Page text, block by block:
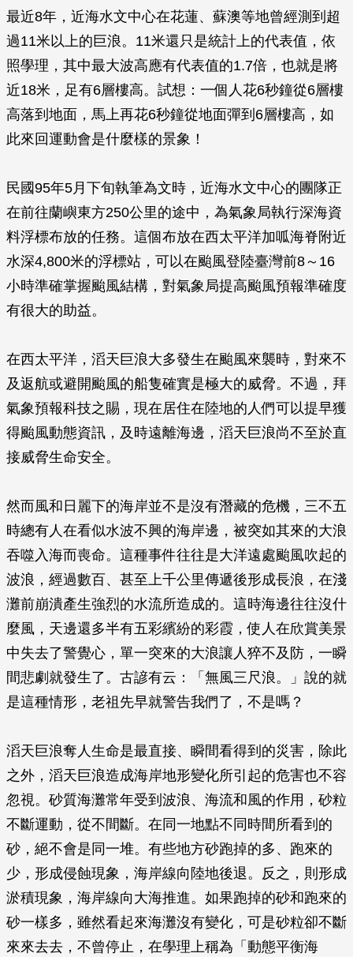
最近8年，近海水文中心在花蓮、蘇澳等地曾經測到超
過11米以上的巨浪。11米還只是統計上的代表值，依
照學理，其中最大波高應有代表值的1.7倍，也就是將
近18米，足有6層樓高。試想：一個人花6秒鐘從6層樓
高落到地面，馬上再花6秒鐘從地面彈到6層樓高，如
此來回運動會是什麼樣的景象！
民國95年5月下旬執筆為文時，近海水文中心的團隊正
在前往蘭嶼東方250公里的途中，為氣象局執行深海資
料浮標布放的任務。這個布放在西太平洋加呱海脊附近
水深4,800米的浮標站，可以在颱風登陸臺灣前8～16
小時準確掌握颱風結構，對氣象局提高颱風預報準確度
有很大的助益。
在西太平洋，滔天巨浪大多發生在颱風來襲時，對來不
及返航或避開颱風的船隻確實是極大的威脅。不過，拜
氣象預報科技之賜，現在居住在陸地的人們可以提早獲
得颱風動態資訊，及時遠離海邊，滔天巨浪尚不至於直
接威脅生命安全。
然而風和日麗下的海岸並不是沒有潛藏的危機，三不五
時總有人在看似水波不興的海岸邊，被突如其來的大浪
吞噬入海而喪命。這種事件往往是大洋遠處颱風吹起的
波浪，經過數百、甚至上千公里傳遞後形成長浪，在淺
灘前崩潰產生強烈的水流所造成的。這時海邊往往沒什
麼風，天邊還多半有五彩繽紛的彩霞，使人在欣賞美景
中失去了警覺心，單一突來的大浪讓人猝不及防，一瞬
間悲劇就發生了。古諺有云：「無風三尺浪。」說的就
是這種情形，老祖先早就警告我們了，不是嗎？
滔天巨浪奪人生命是最直接、瞬間看得到的災害，除此
之外，滔天巨浪造成海岸地形變化所引起的危害也不容
忽視。砂質海灘常年受到波浪、海流和風的作用，砂粒
不斷運動，從不間斷。在同一地點不同時間所看到的
砂，絕不會是同一堆。有些地方砂跑掉的多、跑來的
少，形成侵蝕現象，海岸線向陸地後退。反之，則形成
淤積現象，海岸線向大海推進。如果跑掉的砂和跑來的
砂一樣多，雖然看起來海灘沒有變化，可是砂粒卻不斷
來來去去，不曾停止，在學理上稱為「動態平衡海